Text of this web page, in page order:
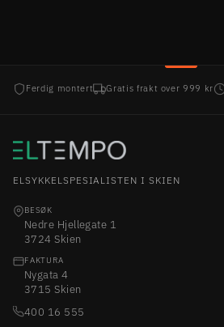
Ferdig montert Gratis frakt over 999 kr
ELSYKKELSPESIALISTEN I SKIEN
BESØK
Nedre Hjellegate 1
3724 Skien
FAKTURA
Nygata 4
3715 Skien
400 16 555